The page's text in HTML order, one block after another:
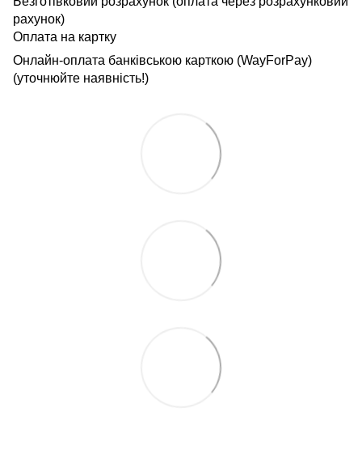
рахунок)
Оплата на картку
Онлайн-оплата банківською карткою (WayForPay)
(уточнюйте наявність!)